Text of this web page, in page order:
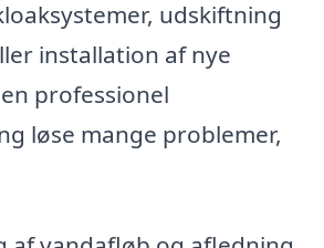
udskiftning
installation af nye
professionel
løse mange problemer,